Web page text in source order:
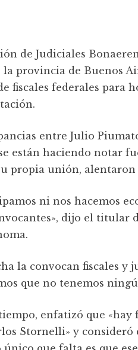
de Judiciales
la provincia de Buenos
fiscales federales para
entre Julio
están haciendo notar
propia unión, alentaron
ni nos hacemos
dijo el titular
la convocan fiscales y
que no tenemos
enfatizó que «hay
Stornelli» y consideró